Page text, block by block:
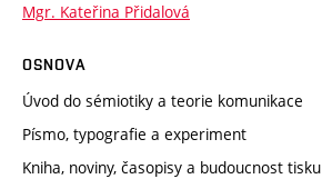
Mgr. Kateřina Přidalová
OSNOVA
Úvod do sémiotiky a teorie komunikace
Písmo, typografie a experiment
Kniha, noviny, časopisy a budoucnost tisku